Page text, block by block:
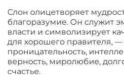
Слон олицетворяет
благоразумие. Он служит
власти и символизирует
для хорошего правителя, —
проницательность,
верность, миролюбие,
счастье.